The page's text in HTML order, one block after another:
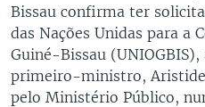
Bissau confirma ter
das Nações Unidas para a
Guiné-Bissau
primeiro-ministro,
pelo Ministério Público,